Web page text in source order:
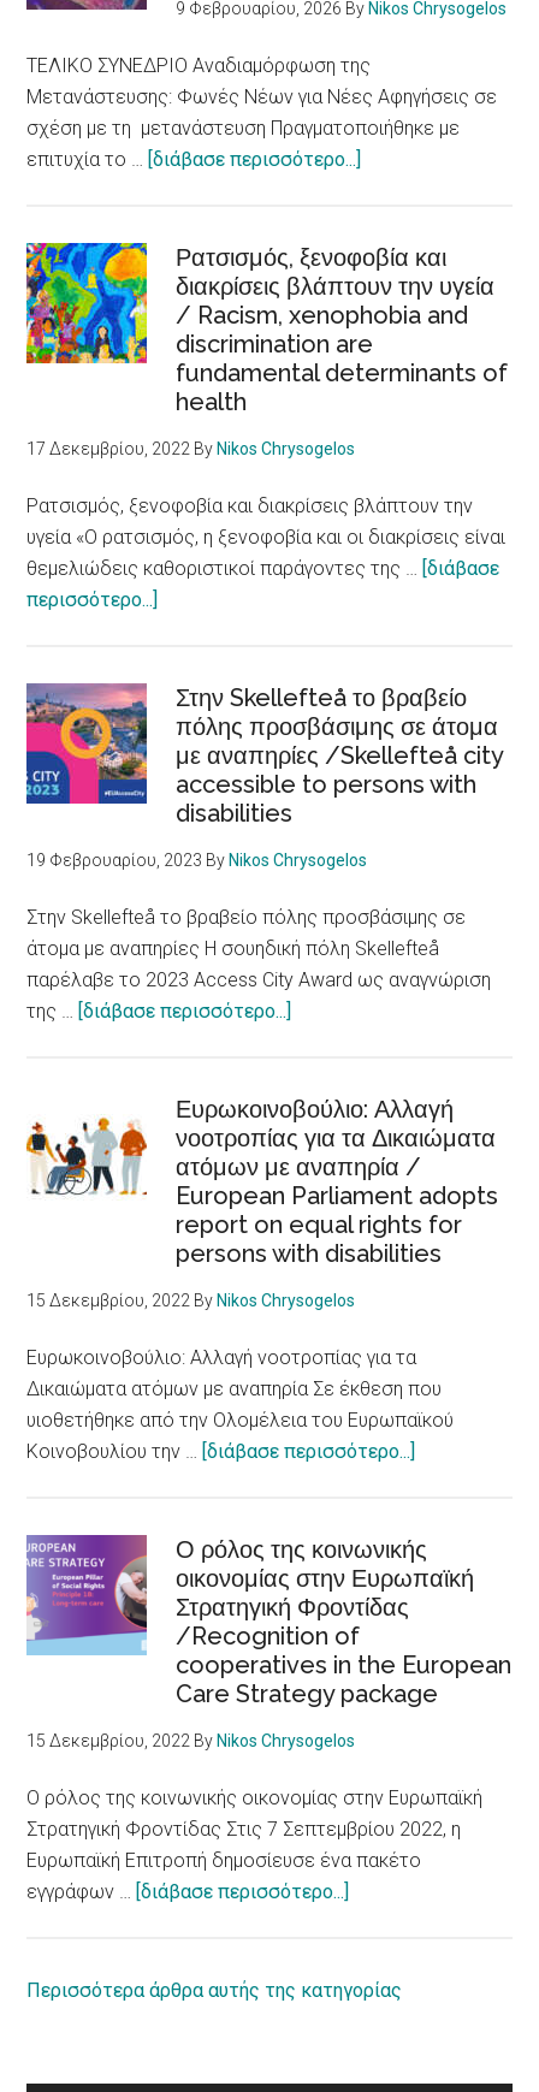
9 Φεβρουαρίου, 2026 By Nikos Chrysogelos
ΤΕΛΙΚΟ ΣΥΝΕΔΡΙΟ Αναδιαμόρφωση της
Μετανάστευσης: Φωνές Νέων για Νέες Αφηγήσεις σε
σχέση με τη μετανάστευση Πραγματοποιήθηκε με
επιτυχία το … [διάβασε περισσότερο...]
Φωνές
Νέων
για
θετικές
αφηγήσεις
Ρατσισμός, ξενοφοβία και
διακρίσεις βλάπτουν την υγεία
/ Racism, xenophobia and
discrimination are
fundamental determinants of
health
17 Δεκεμβρίου, 2022 By Nikos Chrysogelos
Ρατσισμός, ξενοφοβία και διακρίσεις βλάπτουν την
υγεία «Ο ρατσισμός, η ξενοφοβία και οι διακρίσεις είναι
θεμελιώδεις καθοριστικοί παράγοντες της … [διάβασε
περισσότερο...]
και
διακρίσεις
βλάπτουν
την
υγεία
/
xenophobia
and
discrimination
are
health
Στην Skellefteå το βραβείο
πόλης προσβάσιμης σε άτομα
με αναπηρίες /Skellefteå city
accessible to persons with
disabilities
19 Φεβρουαρίου, 2023 By Nikos Chrysogelos
Στην Skellefteå το βραβείο πόλης προσβάσιμης σε
άτομα με αναπηρίες Η σουηδική πόλη Skellefteå
παρέλαβε το 2023 Access City Award ως αναγνώριση
της … [διάβασε περισσότερο...]
το
βραβείο
πόλης
προσβάσιμης
σε
άτομα
με
/Skellefteå
city
accessible
to
disabilities
Ευρωκοινοβούλιο: Αλλαγή
νοοτροπίας για τα Δικαιώματα
ατόμων με αναπηρία /
European Parliament adopts
report on equal rights for
persons with disabilities
15 Δεκεμβρίου, 2022 By Nikos Chrysogelos
Ευρωκοινοβούλιο: Αλλαγή νοοτροπίας για τα
Δικαιώματα ατόμων με αναπηρία Σε έκθεση που
υιοθετήθηκε από την Ολομέλεια του Ευρωπαϊκού
Κοινοβουλίου την … [διάβασε περισσότερο...]
νοοτροπίας
για
ατόμων
με
European
Parliament
adopts
Ο ρόλος της κοινωνικής
οικονομίας στην Ευρωπαϊκή
Στρατηγική Φροντίδας
/Recognition of
cooperatives in the European
Care Strategy package
15 Δεκεμβρίου, 2022 By Nikos Chrysogelos
Ο ρόλος της κοινωνικής οικονομίας στην Ευρωπαϊκή
Στρατηγική Φροντίδας Στις 7 Σεπτεμβρίου 2022, η
Ευρωπαϊκή Επιτροπή δημοσίευσε ένα πακέτο
εγγράφων … [διάβασε περισσότερο...]
της
στην
Περισσότερα άρθρα αυτής της κατηγορίας